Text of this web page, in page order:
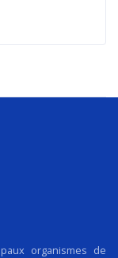
organismes de